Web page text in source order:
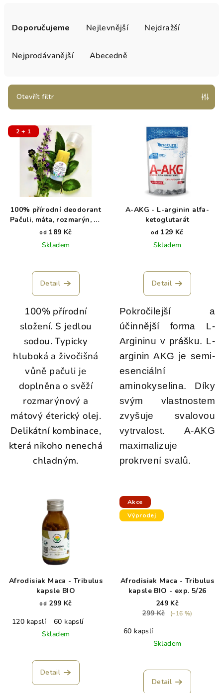
r
o
d
Doporučujeme Nejlevnější Nejdražší
Nejprodávanější Abecedně
Otevřít filtr
V
ý
o
2 + 1
100% přírodní deodorant
Pačuli, máta, rozmarýn, se
sodou, Biorythme
od 189 Kč
Skladem
Detail
100% přírodní
složení. S jedlou
sodou. Typicky
hluboká a živočišná
vůně pačuli je
doplněna o svěží
rozmarýnový a
mátový éterický olej.
Delikátní kombinace,
která nikoho nenechá
chladným.
A-AKG - L-arginin alfa-
ketoglutarát
od 129 Kč
Skladem
Detail
Pokročilejší a
účinnější forma L-
Argininu v prášku. L-
arginin AKG je semi-
esenciální
aminokyselina. Díky
svým vlastnostem
zvyšuje svalovou
vytrvalost. A-AKG
maximalizuje
prokrvení svalů.
Afrodisiak Maca - Tribulus
kapsle BIO
od 299 Kč
120 kapslí
60 kapslí
Skladem
Detail
Akce
Výprodej
Afrodisiak Maca - Tribulus
kapsle BIO - exp. 5/26
249 Kč
299 Kč
(–16 %)
60 kapslí
Skladem
Detail